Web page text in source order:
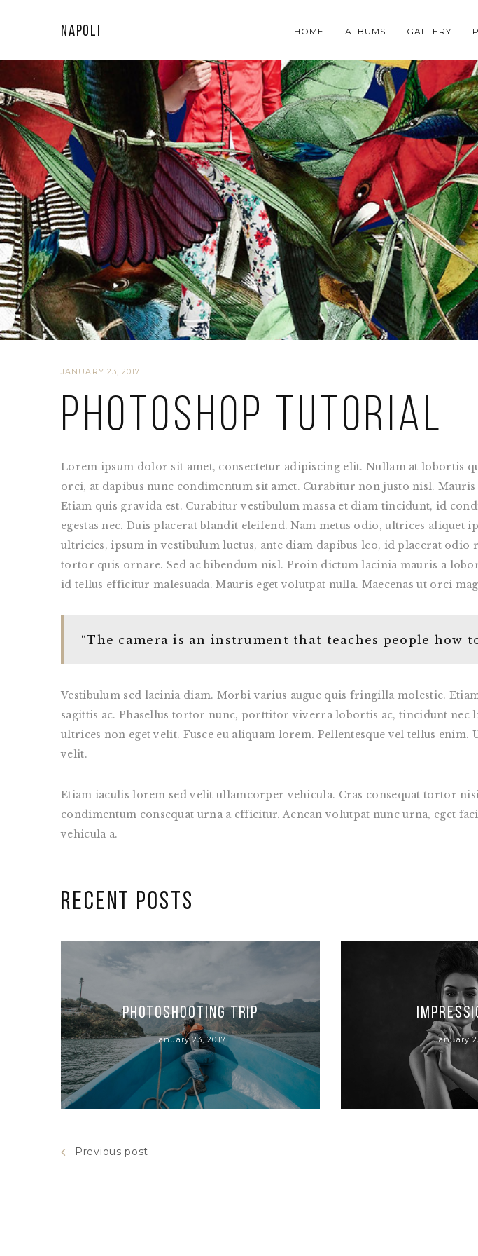
Napoli HOME ALBUMS GALLERY
JANUARY 23, 2017
Photoshop Tutorial
Lorem ipsum dolor sit amet, consectetur adipiscing elit. Nullam at lobortis
orci, at dapibus nunc condimentum sit amet. Curabitur non justo nisl.
Etiam quis gravida est. Curabitur vestibulum massa et diam tincidunt, id
egestas nec. Duis placerat blandit eleifend. Nam metus odio, ultrices aliquet
ultricies, ipsum in vestibulum luctus, ante diam dapibus leo, id placerat
tortor quis ornare. Sed ac bibendum nisl. Proin dictum lacinia mauris a
id tellus efficitur malesuada. Mauris eget volutpat nulla. Maecenas ut orci
“The camera is an instrument that teaches people how
Vestibulum sed lacinia diam. Morbi varius augue quis fringilla molestie.
sagittis ac. Phasellus tortor nunc, porttitor viverra lobortis ac, tincidunt nec
ultrices non eget velit. Fusce eu aliquam lorem. Pellentesque vel tellus
velit.
Etiam iaculis lorem sed velit ullamcorper vehicula. Cras consequat tortor
condimentum consequat urna a efficitur. Aenean volutpat nunc urna, eget
vehicula a.
RECENT POSTS
Photoshooting Trip
January 23, 2017 January
Previous post